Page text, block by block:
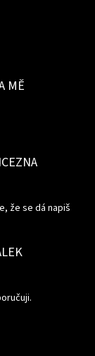
MĚ
že se dá napiš